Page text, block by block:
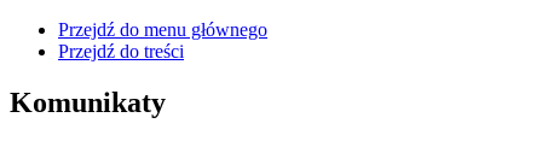
Przejdź do menu głównego
Przejdź do treści
Komunikaty